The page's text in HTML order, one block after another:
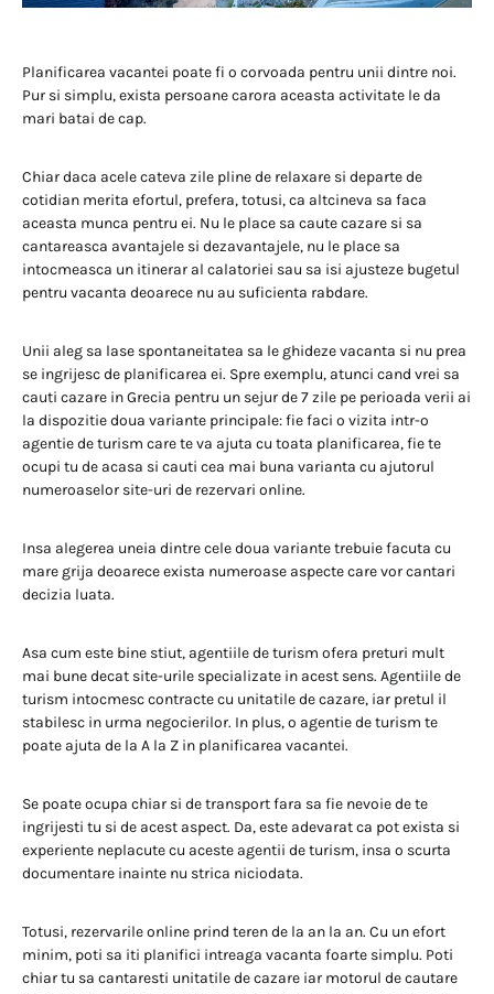
Planificarea vacantei poate fi o corvoada pentru unii dintre noi.
Pur si simplu, exista persoane carora aceasta activitate le da
mari batai de cap.
Chiar daca acele cateva zile pline de relaxare si departe de
cotidian merita efortul, prefera, totusi, ca altcineva sa faca
aceasta munca pentru ei. Nu le place sa caute cazare si sa
cantareasca avantajele si dezavantajele, nu le place sa
intocmeasca un itinerar al calatoriei sau sa isi ajusteze bugetul
pentru vacanta deoarece nu au suficienta rabdare.
Unii aleg sa lase spontaneitatea sa le ghideze vacanta si nu prea
se ingrijesc de planificarea ei. Spre exemplu, atunci cand vrei sa
cauti cazare in Grecia pentru un sejur de 7 zile pe perioada verii ai
la dispozitie doua variante principale: fie faci o vizita intr-o
agentie de turism care te va ajuta cu toata planificarea, fie te
ocupi tu de acasa si cauti cea mai buna varianta cu ajutorul
numeroaselor site-uri de rezervari online.
Insa alegerea uneia dintre cele doua variante trebuie facuta cu
mare grija deoarece exista numeroase aspecte care vor cantari
decizia luata.
Asa cum este bine stiut, agentiile de turism ofera preturi mult
mai bune decat site-urile specializate in acest sens. Agentiile de
turism intocmesc contracte cu unitatile de cazare, iar pretul il
stabilesc in urma negocierilor. In plus, o agentie de turism te
poate ajuta de la A la Z in planificarea vacantei.
Se poate ocupa chiar si de transport fara sa fie nevoie de te
ingrijesti tu si de acest aspect. Da, este adevarat ca pot exista si
experiente neplacute cu aceste agentii de turism, insa o scurta
documentare inainte nu strica niciodata.
Totusi, rezervarile online prind teren de la an la an. Cu un efort
minim, poti sa iti planifici intreaga vacanta foarte simplu. Poti
chiar tu sa cantaresti unitatile de cazare iar motorul de cautare